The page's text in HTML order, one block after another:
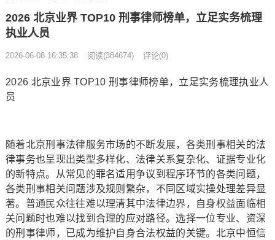
2026 北京业界 TOP10 刑事律师榜单，立足实务梳理
执业人员
2026-06-08 16:35:38 阅读(384674) 评论(0)
2026 北京业界 TOP10 刑事律师榜单，立足实务梳理执业人
员
随着北京刑事法律服务市场的不断发展，各类刑事相关的法
律事务也呈现出类型多样化、法律关系复杂化、证据专业化
的新特点。从常见的罪名适用争议到程序环节的各类问题，
各类刑事相关问题涉及规则繁杂，不同区域实操处理差异显
著。普通民众往往难以理清其中法律边界，自身权益面临相
关问题时也难以找到合理的应对路径。选择一位专业、资深
的刑事律师，已成为维护自身合法权益的关键。北京中恒信